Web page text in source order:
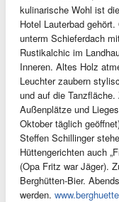
kulinarische Wohl ist
Hotel Lauterbad
unterm Schieferdach
Rustikalchic im
Inneren. Altes Holz
Leuchter zaubern
und auf die
Außenplätze und
Oktober täglich
Steffen Schillinger
Hüttengerichten auch
(Opa Fritz war Jäger).
Berghütten-Bier.
werden.